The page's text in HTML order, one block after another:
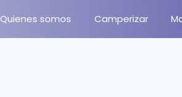
Quienes somos Camperizar